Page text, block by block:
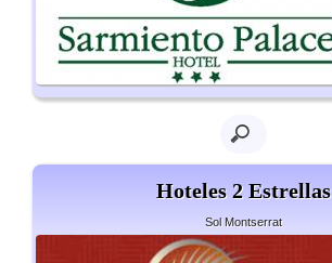
Hoteles 2 Estrellas
Sol Montserrat